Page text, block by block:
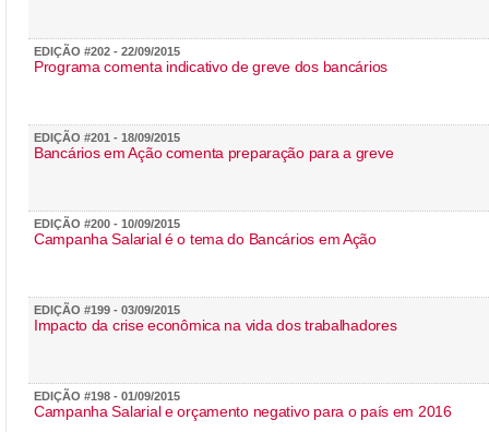
EDIÇÃO #202 - 22/09/2015
Programa comenta indicativo de greve dos bancários
EDIÇÃO #201 - 18/09/2015
Bancários em Ação comenta preparação para a greve
EDIÇÃO #200 - 10/09/2015
Campanha Salarial é o tema do Bancários em Ação
EDIÇÃO #199 - 03/09/2015
Impacto da crise econômica na vida dos trabalhadores
EDIÇÃO #198 - 01/09/2015
Campanha Salarial e orçamento negativo para o país em 2016